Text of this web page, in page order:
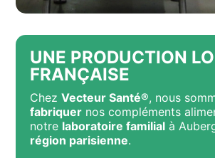
UNE PRODUCTION
FRANÇAISE
ChezVecteur Santé®, nous
fabriquer nos compléments
notre laboratoire familial à
région parisienne.